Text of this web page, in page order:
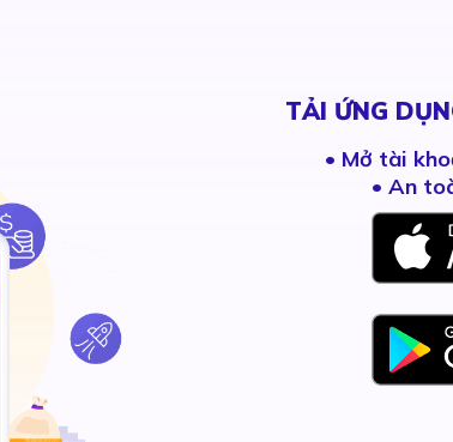
TẢI ỨNG
• Mở tài
• An